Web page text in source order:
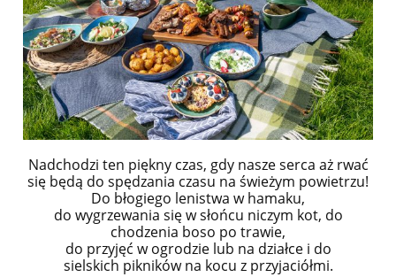
Nadchodzi ten piękny czas, gdy nasze serca aż rwać
się będą do spędzania czasu na świeżym powietrzu!
Do błogiego lenistwa w hamaku,
do wygrzewania się w słońcu niczym kot, do
chodzenia boso po trawie,
do przyjęć w ogrodzie lub na działce i do
sielskich pikników na kocu z przyjaciółmi.